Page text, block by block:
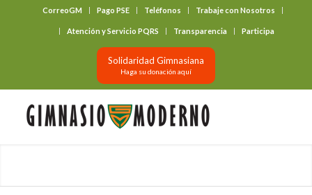
CorreoGM Pago PSE Teléfonos Trabaje con Nosotros
Atención y Servicio PQRS Transparencia Participa
Solidaridad Gimnasiana
Haga su donación aquí